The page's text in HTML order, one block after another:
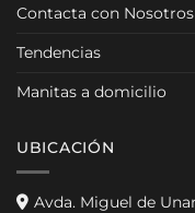
Contacta con Nosotros
Tendencias
Manitas a domicilio
UBICACIÓN
Avda. Miguel de